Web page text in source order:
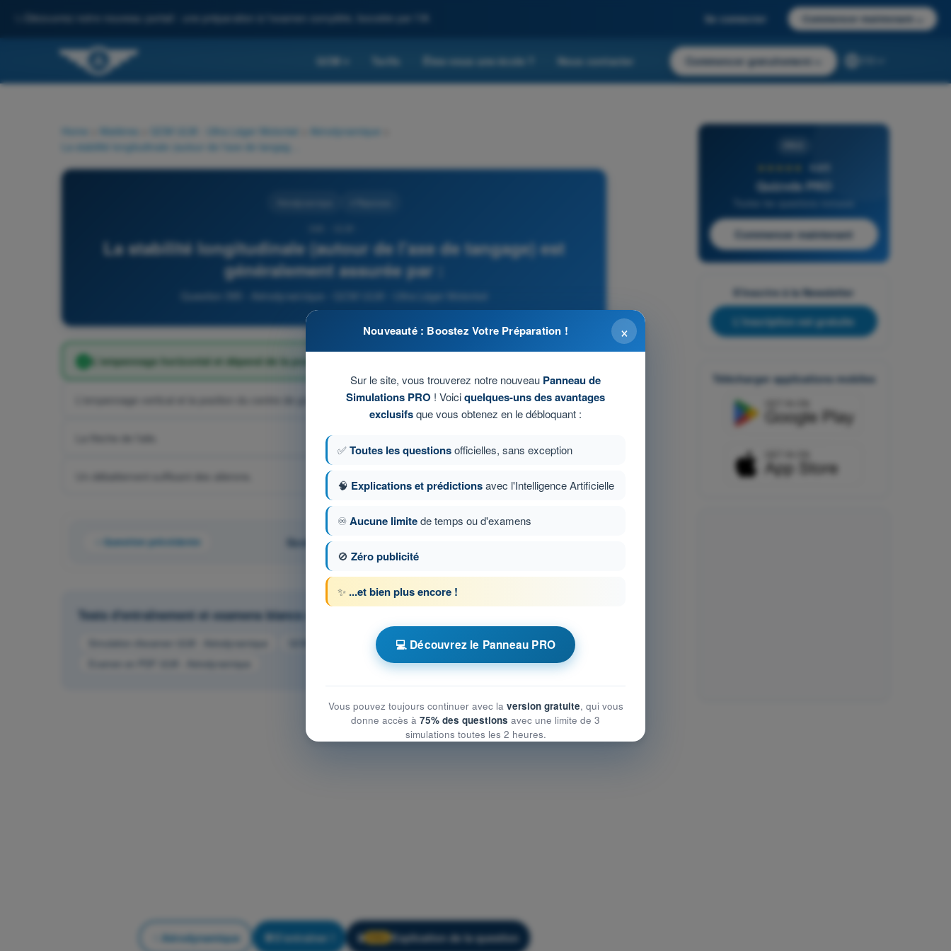
Découvrez notre nouveau portail : une préparation à l'examen complète, boostée par l'IA Se connecter Commencer maintenant
QCM Tarifs Êtes-vous une école ? Nous contacter Commencer gratuitement
Home Matières QCM ULM - Ultra Léger Motorisé Aérodynamique
La stabilité longitudinale (autour de l'axe de tangage) est
généralement assurée par :
Question 395 - Aérodynamique - QCM ULM - Ultra Léger Motorisé
L'empennage horizontal et dépend de la position du centre de gravité.
L'empennage vertical et la position du centre de gravité.
Un débattement suffisant des ailerons.
Question précédente Question 393 sur 409
Tests d'entraînement et examens blancs chronométrés QCM ULM - Ultra Léger Motorisé
QCM d'Entraînement ULM - Aérodynamique
Aérodynamique S'entraîner ! 🔒 Explication de la question
4,6/5
Quizvds PRO
Commencer maintenant
S'inscrire à la Newsletter
L'inscription est gratuite
Télécharger applications mobiles
×
Nouveauté : Boostez Votre Préparation !
Sur le site, vous trouverez notre nouveau Panneau de
Simulations PRO ! Voiciquelques-uns des avantages
exclusifsque vous obtenez en le débloquant :
✅Toutes les questionsofficielles, sans exception
🧠 Explications et prédictionsavec l'Intelligence Artificielle
♾️Aucune limitede temps ou d'examens
🚫 Zéro publicité
✨ ...et bien plus encore !
💻 Découvrez le Panneau PRO
Vous pouvez toujours continuer avec la version gratuite, qui vous
donne accès à 75% des questions avec une limite de 3
simulations toutes les 2 heures.